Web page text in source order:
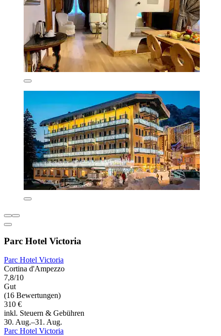
Parc Hotel Victoria
Parc Hotel Victoria
Cortina d'Ampezzo
7,8/10
Gut
(16 Bewertungen)
310 €
inkl. Steuern & Gebühren
30. Aug.–31. Aug.
Parc Hotel Victoria